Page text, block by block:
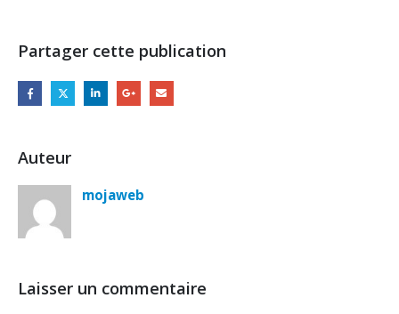
Partager cette publication
Auteur
mojaweb
Laisser un commentaire